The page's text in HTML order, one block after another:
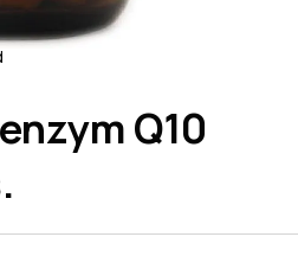
Q10